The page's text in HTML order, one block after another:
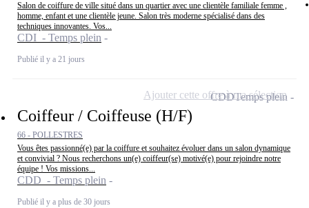
Salon de coiffure de ville situé dans un quartier avec une clientèle familiale femme ,
homme, enfant et une clientèle jeune. Salon très moderne spécialisé dans des
techniques innovantes. Vos...
CDI - Temps plein
Publié il y a 21 jours
Coiffeur / Coiffeuse (H/F)
66 - POLLESTRES
Vous êtes passionné(e) par la coiffure et souhaitez évoluer dans un salon dynamique
et convivial ? Nous recherchons un(e) coiffeur(se) motivé(e) pour rejoindre notre
équipe ! Vos missions...
CDD - Temps plein
Publié il y a plus de 30 jours
CDDTemps plein
Ajouter cette offre à ma sélection